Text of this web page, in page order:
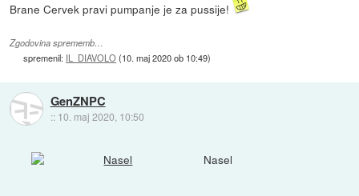
Brane Cervek pravi pumpanje je za pussije!
Zgodovina sprememb…
spremenil: IL_DIAVOLO(10. maj 2020 ob 10:49)
GenZNPC
:: 10. maj 2020, 10:50
Nasel